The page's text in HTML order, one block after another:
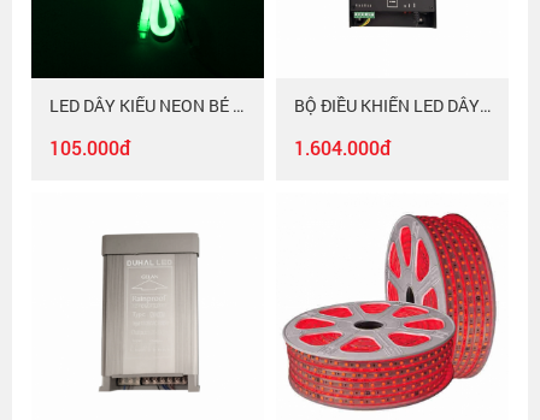
LED DÂY KIỂU NEON BẺ GÓC HAI CHIỀU ÁNH SÁNG XANH LÁ Duhal 6WM NEL02
105.000đ
BỘ ĐIỀU KHIỂN LED DÂY FULL MÀU Duhal FNDK025
1.604.000đ